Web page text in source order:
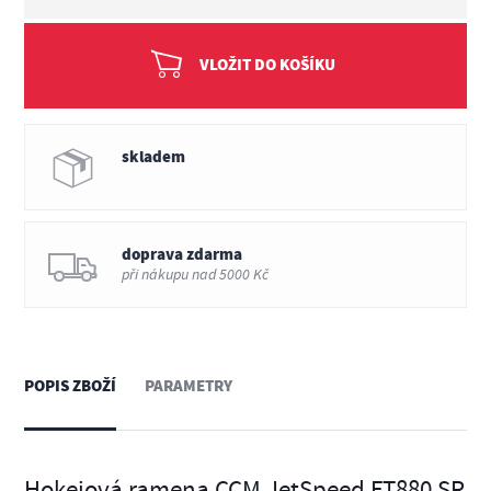
VLOŽIT DO KOŠÍKU
skladem
doprava zdarma
při nákupu nad 5000 Kč
POPIS ZBOŽÍ PARAMETRY